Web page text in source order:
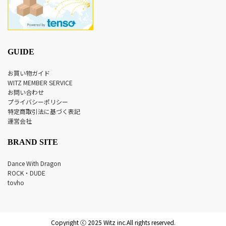
GUIDE
お買い物ガイド
WITZ MEMBER SERVICE
お問い合わせ
プライバシーポリシー
特定商取引法に基づく表記
運営会社
BRAND SITE
Dance With Dragon
ROCK・DUDE
tovho
Copyright ⓒ 2025 Witz inc.All rights reserved.